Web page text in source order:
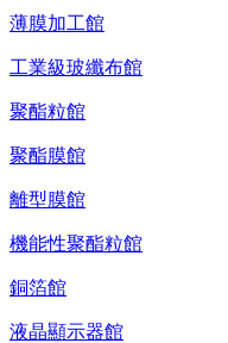
薄膜加工館
工業級玻纖布館
聚酯粒館
聚酯膜館
離型膜館
機能性聚酯粒館
銅箔館
液晶顯示器館